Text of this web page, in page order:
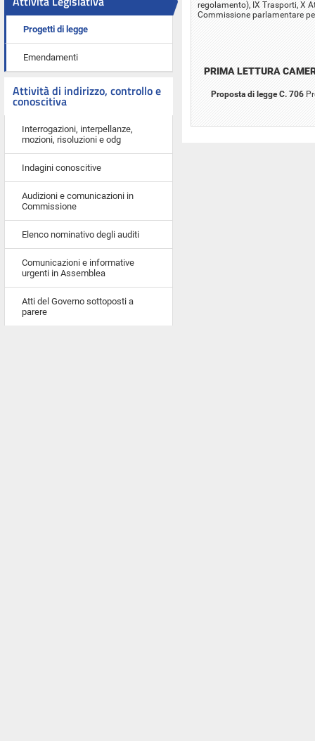
Progetti di legge
Emendamenti
Attività di indirizzo, controllo e
conoscitiva
Interrogazioni, interpellanze,
mozioni, risoluzioni e odg
Indagini conoscitive
Audizioni e comunicazioni in
Commissione
Elenco nominativo degli auditi
Comunicazioni e informative
urgenti in Assemblea
Atti del Governo sottoposti a
parere
regolamento), IX Trasporti, X
Commissione parlamentare
PRIMA LETTURA
Proposta di legge C. 706